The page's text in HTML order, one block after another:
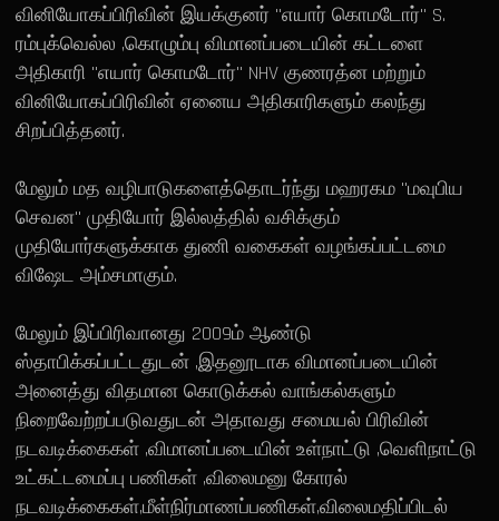
வினியோகப்பிரிவின் இயக்குனர் "எயார் கொமடோர்" S.
ரம்புக்வெல்ல ,கொழும்பு விமானப்படையின் கட்டளை
அதிகாரி "எயார் கொமடோர்" NHV குணரத்ன மற்றும்
வினியோகப்பிரிவின் ஏனைய அதிகாரிகளும் கலந்து
சிறப்பித்தனர்.
மேலும் மத வழிபாடுகளைத்தொடர்ந்து மஹரகம "மவுபிய
செவன" முதியோர் இல்லத்தில் வசிக்கும்
முதியோர்களுக்காக துணி வகைகள் வழங்கப்பட்டமை
விஷேட அம்சமாகும்.
மேலும் இப்பிரிவானது 2009ம் ஆண்டு
ஸ்தாபிக்கப்பட்டதுடன் ,இதனூடாக விமானப்படையின்
அனைத்து விதமான கொடுக்கல் வாங்கல்களும்
நிறைவேற்றப்படுவதுடன் அதாவது சமையல் பிரிவின்
நடவடிக்கைகள் ,விமானப்படையின் உள்நாட்டு ,வெளிநாட்டு
உட்கட்டமைப்பு பணிகள் ,விலைமனு கோரல்
நடவடிக்கைகள்,மீள்நிர்மாணப்பணிகள்,விலைமதிப்பிடல்